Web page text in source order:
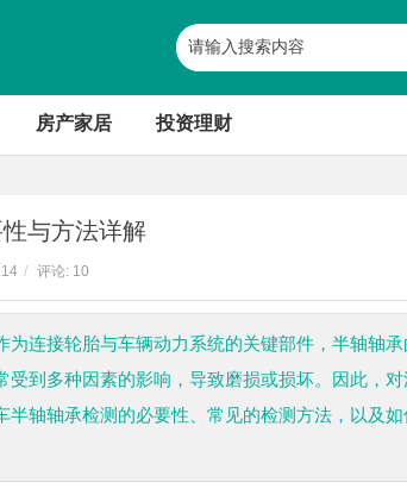
房产家居 投资理财
与方法详解
/ 评论: 10
连接轮胎与车辆动力系统的关键部件，半轴轴承
到多种因素的影响，导致磨损或损坏。因此，对
轴轴承检测的必要性、常见的检测方法，以及如